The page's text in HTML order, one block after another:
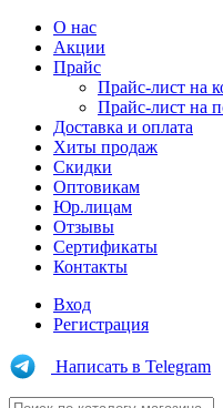
О нас
Акции
Прайс
Прайс-лист на
Прайс-лист на
Доставка и оплата
Хиты продаж
Скидки
Оптовикам
Юр.лицам
Отзывы
Сертификаты
Контакты
Вход
Регистрация
Написать в Telegram